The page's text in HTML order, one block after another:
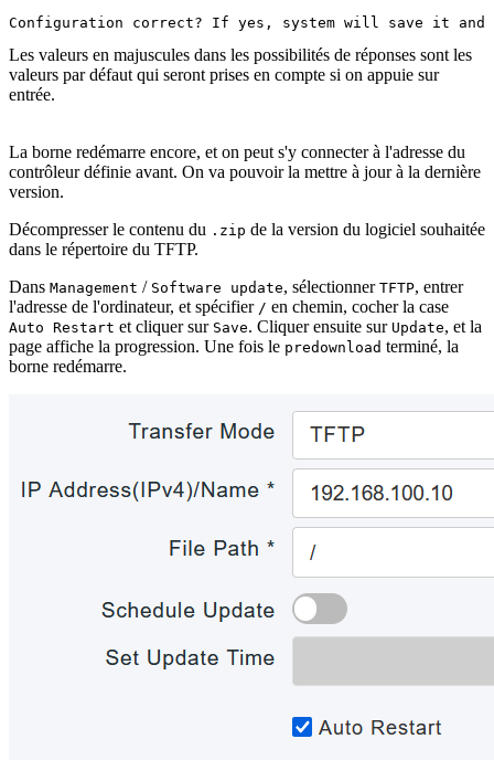
Configuration correct? If yes, system will save it and
Les valeurs en majuscules dans les possibilités de réponses sont les
valeurs par défaut qui seront prises en compte si on appuie sur
entrée.
La borne redémarre encore, et on peut s'y connecter à l'adresse du
contrôleur définie avant. On va pouvoir la mettre à jour à la dernière
version.
Décompresser le contenu du .zip de la version du logiciel souhaitée
dans le répertoire du TFTP.
Dans Management / Software update, sélectionner TFTP, entrer
l'adresse de l'ordinateur, et spécifier / en chemin, cocher la case
Auto Restart et cliquer sur Save. Cliquer ensuite sur Update, et la
page affiche la progression. Une fois le predownload terminé, la
borne redémarre.